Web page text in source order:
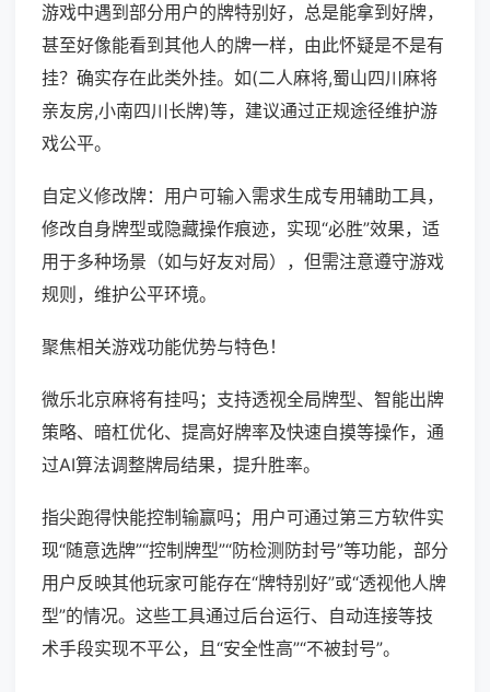
游戏中遇到部分用户的牌特别好，总是能拿到好牌，
甚至好像能看到其他人的牌一样，由此怀疑是不是有
挂？确实存在此类外挂。如(二人麻将,蜀山四川麻将
亲友房,小南四川长牌)等，建议通过正规途径维护游
戏公平。
自定义修改牌：用户可输入需求生成专用辅助工具，
修改自身牌型或隐藏操作痕迹，实现“必胜”效果，适
用于多种场景（如与好友对局），但需注意遵守游戏
规则，维护公平环境。
聚焦相关游戏功能优势与特色！
微乐北京麻将有挂吗；支持透视全局牌型、智能出牌
策略、暗杠优化、提高好牌率及快速自摸等操作，通
过AI算法调整牌局结果，提升胜率。
指尖跑得快能控制输赢吗；用户可通过第三方软件实
现“随意选牌”“控制牌型”“防检测防封号”等功能，部分
用户反映其他玩家可能存在“牌特别好”或“透视他人牌
型”的情况。这些工具通过后台运行、自动连接等技
术手段实现不平公，且“安全性高”“不被封号”。